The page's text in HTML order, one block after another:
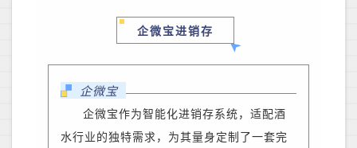
企微宝进销存
企微宝
企微宝作为智能化进销存系统，适配酒
水行业的独特需求，为其量身定制了一套完